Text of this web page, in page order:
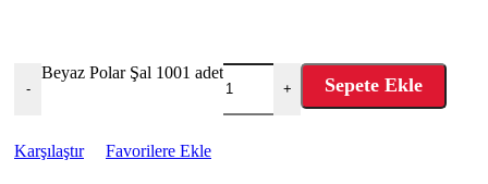
-
Beyaz Polar Şal 1001 adet
+ Sepete Ekle
Karşılaştır Favorilere Ekle